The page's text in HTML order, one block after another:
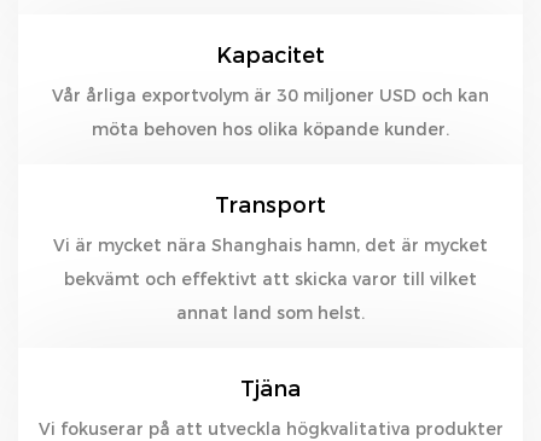
Kapacitet
Vår årliga exportvolym är 30 miljoner USD och kan
möta behoven hos olika köpande kunder.
Transport
Vi är mycket nära Shanghais hamn, det är mycket
bekvämt och effektivt att skicka varor till vilket
annat land som helst.
Tjäna
Vi fokuserar på att utveckla högkvalitativa produkter